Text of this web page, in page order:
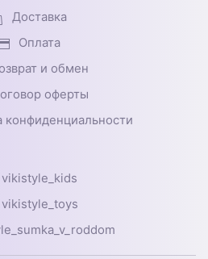
Доставка
Оплата
и обмен
оферты
конфиденциальности
vikistyle_kids
vikistyle_toys